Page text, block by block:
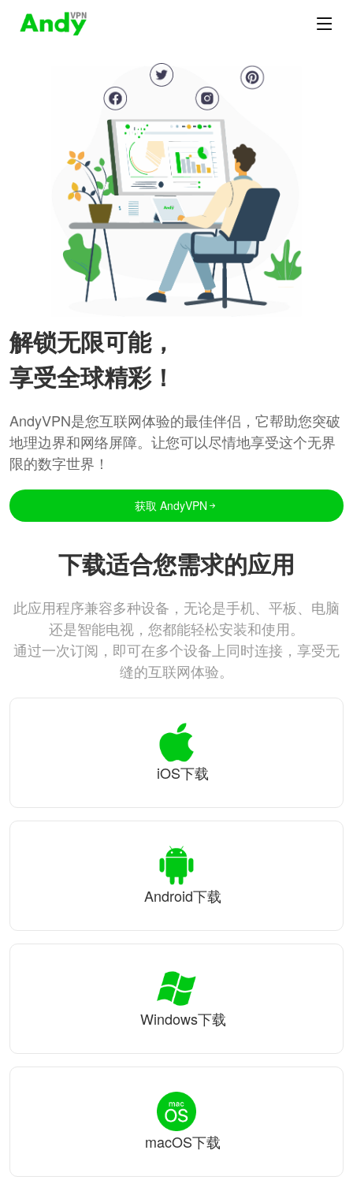
解锁无限可能，
享受全球精彩！
AndyVPN是您互联网体验的最佳伴侣，它帮助您突破
地理边界和网络屏障。让您可以尽情地享受这个无界
限的数字世界！
获取 AndyVPN
下载适合您需求的应用
此应用程序兼容多种设备，无论是手机、平板、电脑
还是智能电视，您都能轻松安装和使用。
通过一次订阅，即可在多个设备上同时连接，享受无
缝的互联网体验。
iOS下载
Android下载
Windows下载
macOS下载